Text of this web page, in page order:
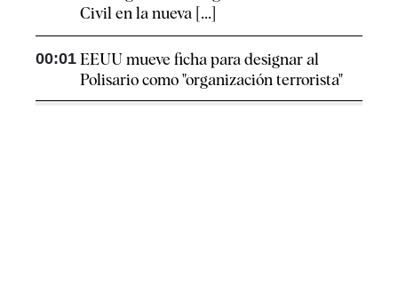
Civil en la nueva [...]
00:01 EEUU mueve ficha para designar al
Polisario como "organización terrorista"